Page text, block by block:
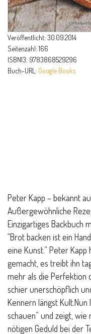
Veröffentlicht: 30.09.2014
Seitenzahl: 166
ISBN13: 9783868529296
Buch-URL: Google Books
Peter Kapp – bekannt
Außergewöhnliche
Einzigartiges Backbuch
“Brot backen ist ein
eine Kunst.” Peter
gemacht, es treibt ihn
mehr als die Perfektion
schier unerschöpflich
Kennern längst Kult.Nun
schauen” und zeigt,
nötigen Geduld bei der